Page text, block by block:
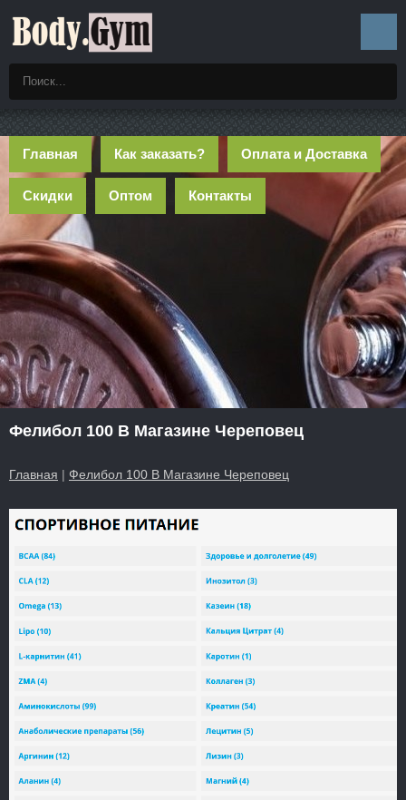
Главная Как заказать? Оплата и Доставка
Скидки Оптом Контакты
Фелибол 100 В Магазине Череповец
Главная | Фелибол 100 В Магазине Череповец